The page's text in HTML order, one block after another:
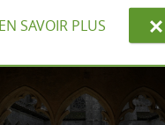
À
EN SAVOIR PLUS